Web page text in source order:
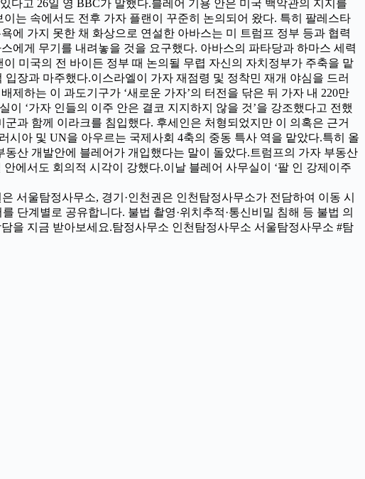
다고 26일 영 BBC가 말했다.블레어 기용 안은 미국 백악관의 지지를
는 속에서도 전후 가자 플랜이 꾸준히 논의되어 왔다. 특히 팔레스타
에 가지 못한 채 화상으로 연설한 아바스는 미 트럼프 정부 등과 협력
에게 무기를 내려놓을 것을 요구했다. 아바스의 파타당과 하마스 세력
미국의 전 바이든 정부 때 논의될 무렵 자신의 자치정부가 주축을 맡
장과 마주했다.이스라엘이 가자 재점령 및 정착민 재개 야심을 드러
하는 이 과도기구가 ‘새로운 가자’의 터전을 닦은 뒤 가자 내 220만
‘가자 인들의 이주 안은 결코 지지하지 않을 것’을 강조했다고 전했
과 함께 이라크를 침입했다. 후세인은 처형되었지만 이 의혹은 근거
시아 및 UN을 아우르는 국제사회 4축의 중동 특사 역을 맡았다.특히 올
산 개발안에 블레어가 개입했다는 말이 돌았다.트럼프의 가자 부동산
에서도 회의적 시각이 강했다.이날 블레어 사무실이 ‘팔 인 강제이주
서울탐정사무소, 경기·인천권은 인천탐정사무소가 전담하여 이동 시
단계별로 공유합니다. 불법 촬영·위치추적·통신비밀 침해 등 불법 의
을 지금 받아보세요.탐정사무소 인천탐정사무소 서울탐정사무소 #탐